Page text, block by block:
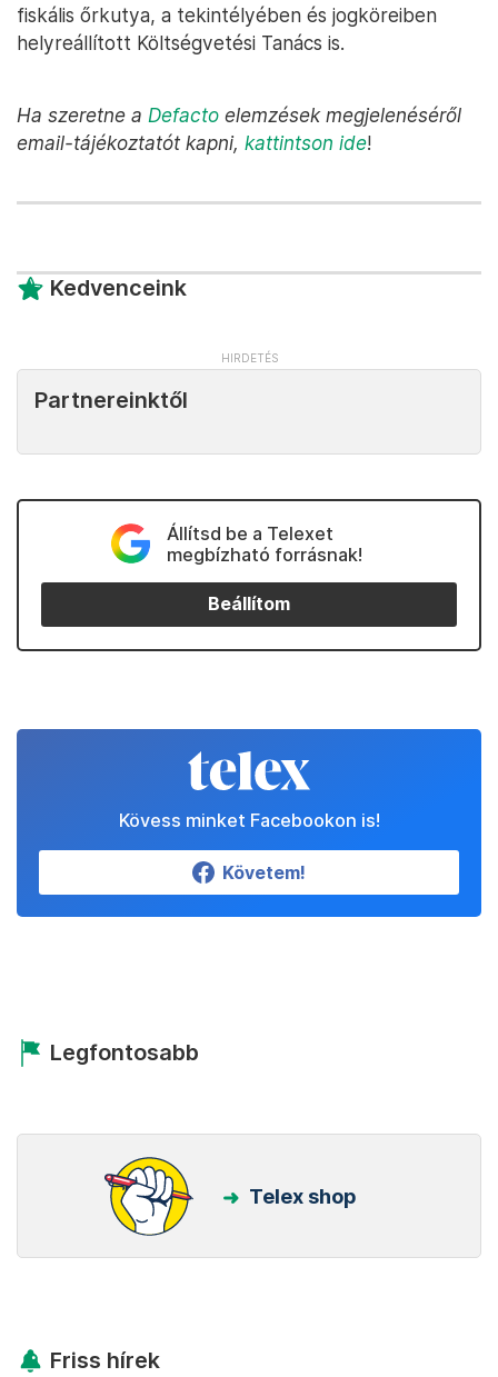
fiskális őrkutya, a tekintélyében és jogköreiben
helyreállított Költségvetési Tanács is.
Ha szeretne a Defacto elemzések megjelenéséről
email-tájékoztatót kapni, kattintson ide!
Kedvenceink
Partnereinktől
Állítsd be a Telexet
megbízható forrásnak!
Beállítom
Kövess minket Facebookon is!
Követem!
Legfontosabb
Telex shop
Friss hírek